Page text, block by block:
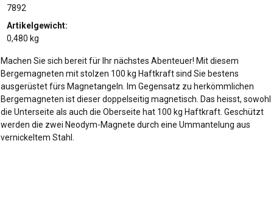
7892
Artikelgewicht:
0,480 kg
Machen Sie sich bereit für Ihr nächstes Abenteuer! Mit diesem
Bergemagneten mit stolzen 100 kg Haftkraft sind Sie bestens
ausgerüstet fürs Magnetangeln. Im Gegensatz zu herkömmlichen
Bergemagneten ist dieser doppelseitig magnetisch. Das heisst, sowohl
die Unterseite als auch die Oberseite hat 100 kg Haftkraft. Geschützt
werden die zwei Neodym-Magnete durch eine Ummantelung aus
vernickeltem Stahl.